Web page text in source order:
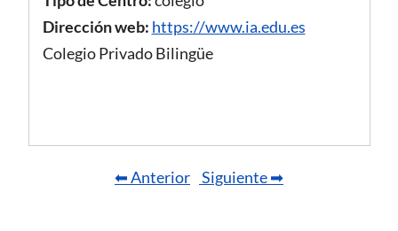
Dirección web: https://www.ia.edu.es
Colegio Privado Bilingüe
⬅ Anterior Siguiente ➡